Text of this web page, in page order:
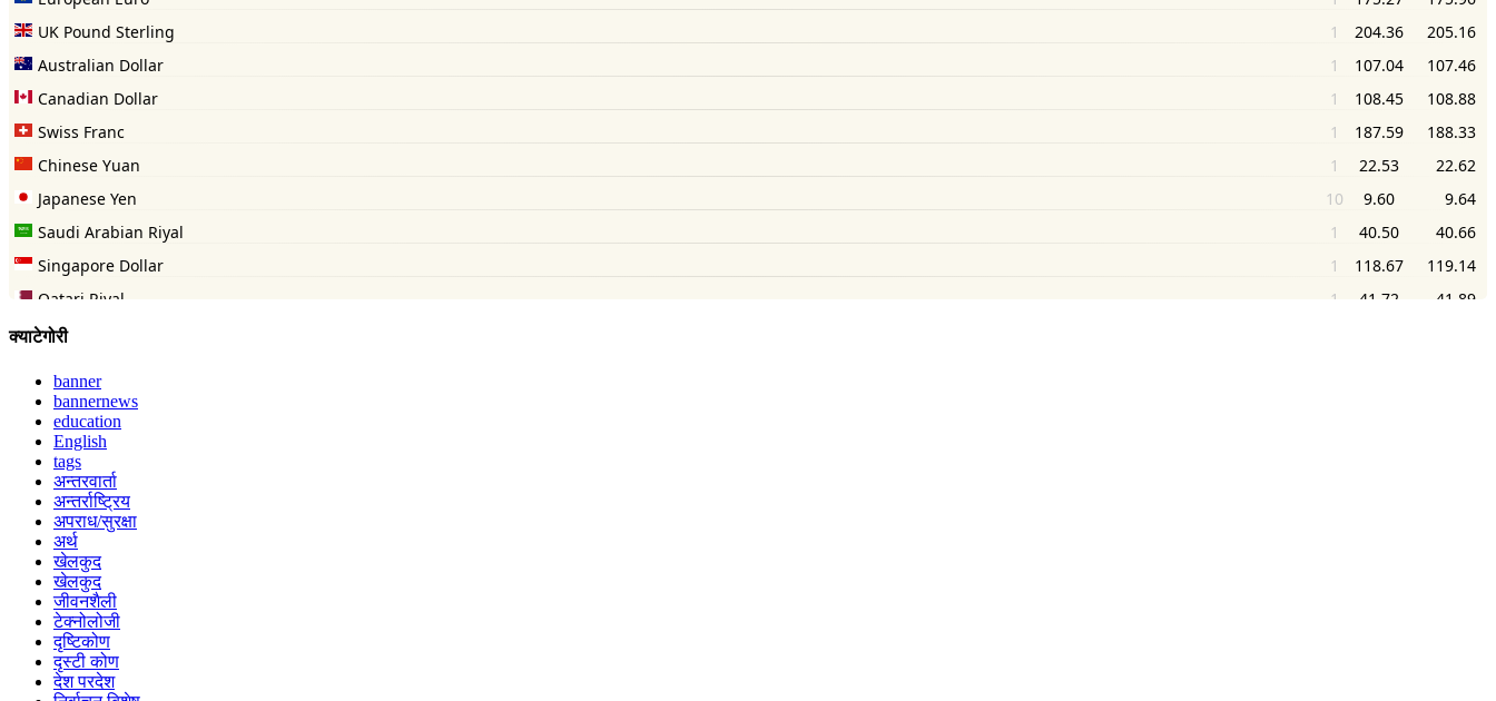
क्याटेगोरी
banner
bannernews
education
English
tags
अन्तरवार्ता
अन्तर्राष्ट्रिय
अपराध/सुरक्षा
अर्थ
खेलकुद
खेलकुद
जीवनशैली
टेक्नोलोजी
दृष्टिकोण
दृस्टी कोण
देश परदेश